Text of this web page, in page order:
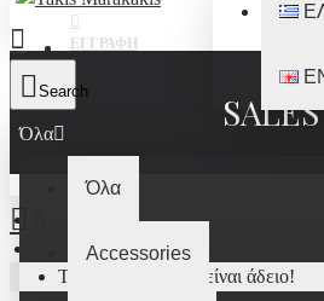
ΕΓΓΡΑΦΉ
Search
Όλα
Όλα
Accessories
Το καλάθι αγορών είναι άδειο!
SALES